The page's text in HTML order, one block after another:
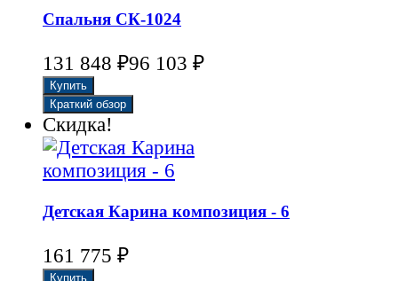
Спальня СК-1024
131 848 ₽96 103 ₽
Скидка!
Детская Карина композиция - 6
161 775 ₽